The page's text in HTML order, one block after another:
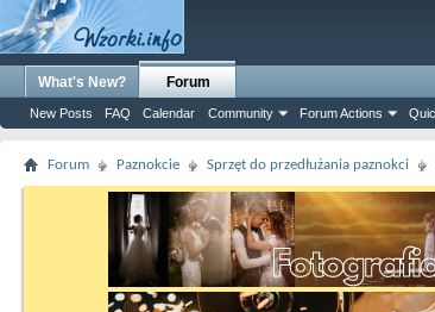
What's New? Forum
New Posts FAQ Calendar Community Forum Actions
Forum Paznokcie Sprzęt do przedłużania paznokci